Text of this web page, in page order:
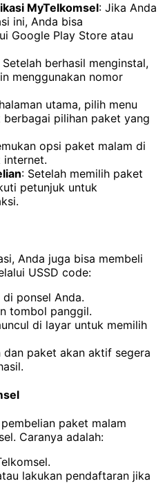
MyTelkomsel: Jika Anda
ini, Anda bisa
Google Play Store atau
Setelah berhasil menginstal,
menggunakan nomor
utama, pilih menu
berbagai pilihan paket yang
opsi paket malam di
: Setelah memilih paket
petunjuk untuk
Anda juga bisa membeli
USSD code:
ponsel Anda.
tombol panggil.
di layar untuk memilih
dan paket akan aktif segera
paket malam
Caranya adalah:
lakukan pendaftaran jika